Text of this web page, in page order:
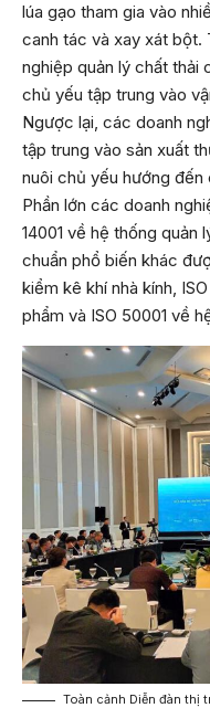
lúa gạo tham gia vào
canh tác và xay xát bột.
nghiệp quản lý chất thải
chủ yếu tập trung vào
Ngược lại, các doanh
tập trung vào sản xuất
nuôi chủ yếu hướng đến
Phần lớn các doanh
14001 về hệ thống quản
chuẩn phổ biến khác
kiểm kê khí nhà kính,
phẩm và ISO 50001 về
Toàn cảnh Diễn đàn thị